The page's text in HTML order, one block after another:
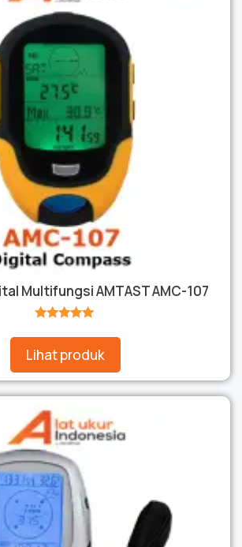
Multifungsi AMTAST AMC-107
Lihat produk